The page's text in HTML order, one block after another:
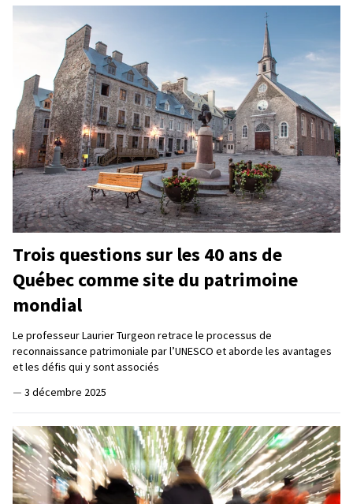
Trois questions sur les 40 ans de
Québec comme site du patrimoine
mondial
Le professeur Laurier Turgeon retrace le processus de
reconnaissance patrimoniale par l’UNESCO et aborde les avantages
et les défis qui y sont associés
— 3 décembre 2025